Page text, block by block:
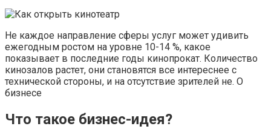
Не каждое направление сферы услуг может удивить
ежегодным ростом на уровне 10-14 %, какое
показывает в последние годы кинопрокат. Количество
кинозалов растет, они становятся все интереснее с
технической стороны, и на отсутствие зрителей не. О
бизнесе
Что такое бизнес-идея?